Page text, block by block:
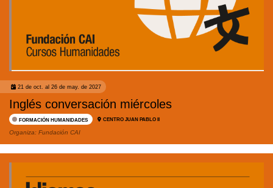
21 de oct. al 26 de may. de 2027
Inglés conversación miércoles
FORMACIÓN HUMANIDADES CENTRO JUAN PABLO II
Organiza: Fundación CAI